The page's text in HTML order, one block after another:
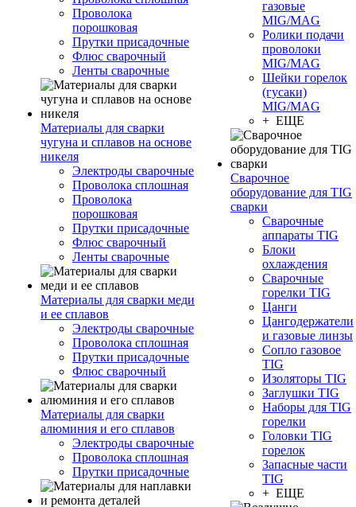
Проволока
порошковая
Прутки присадочные
Флюс сварочный
Ленты сварочные
Материалы для сварки
чугуна и сплавов на основе
никеля
Электроды сварочные
Проволока сплошная
Проволока
порошковая
Прутки присадочные
Флюс сварочный
Ленты сварочные
Материалы для сварки меди
и ее сплавов
Электроды сварочные
Проволока сплошная
Прутки присадочные
Флюс сварочный
Материалы для сварки
алюминия и его сплавов
Электроды сварочные
Проволока сплошная
Прутки присадочные
газовые
MIG/MAG
Ролики подачи
проволоки
MIG/MAG
Шейки горелок
(гусаки)
MIG/MAG
+ ЕЩЕ
Сварочное
оборудование для TIG
сварки
Сварочные
аппараты TIG
Блоки
охлаждения
Сварочные
горелки TIG
Цанги
Цангодержатели
и газовые линзы
Сопло газовое
TIG
Изоляторы TIG
Заглушки TIG
Наборы для TIG
горелки
Головки TIG
горелок
Запасные части
TIG
+ ЕЩЕ